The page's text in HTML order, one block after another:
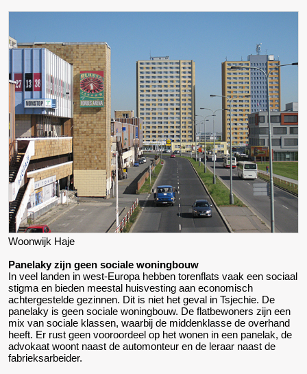
Woonwijk Haje
Panelaky zijn geen sociale woningbouw
In veel landen in west-Europa hebben torenflats vaak een sociaal
stigma en bieden meestal huisvesting aan economisch
achtergestelde gezinnen. Dit is niet het geval in Tsjechie. De
panelaky is geen sociale woningbouw. De flatbewoners zijn een
mix van sociale klassen, waarbij de middenklasse de overhand
heeft. Er rust geen vooroordeel op het wonen in een panelak, de
advokaat woont naast de automonteur en de leraar naast de
fabrieksarbeider.